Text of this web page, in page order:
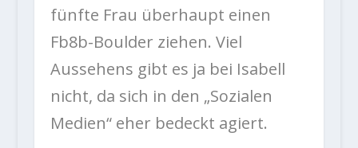
fünfte Frau überhaupt einen
Fb8b-Boulder ziehen. Viel
Aussehens gibt es ja bei Isabell
nicht, da sich in den „Sozialen
Medien“ eher bedeckt agiert.